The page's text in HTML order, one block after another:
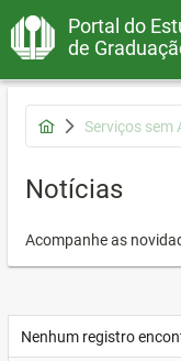
Portal do
de
Serviços sem
Notícias
Acompanhe as
Nenhum registro